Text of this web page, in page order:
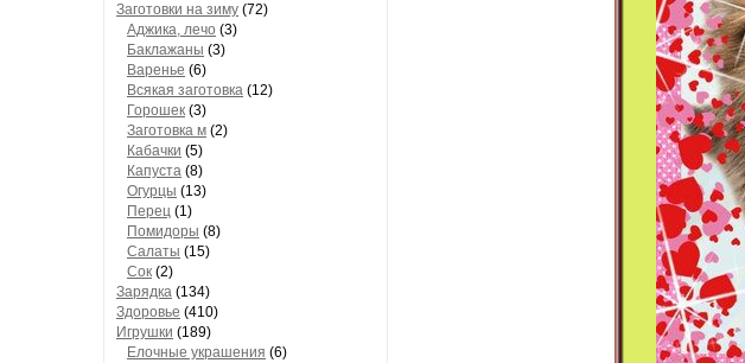
Заготовки на зиму (72)
Аджика, лечо (3)
Баклажаны (3)
Варенье (6)
Всякая заготовка (12)
Горошек (3)
Заготовка м (2)
Кабачки (5)
Капуста (8)
Огурцы (13)
Перец (1)
Помидоры (8)
Салаты (15)
Сок (2)
Зарядка (134)
Здоровье (410)
Игрушки (189)
Елочные украшения (6)